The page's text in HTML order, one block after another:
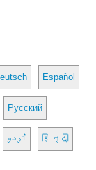
Español
Русский
اُردو हिन्दी